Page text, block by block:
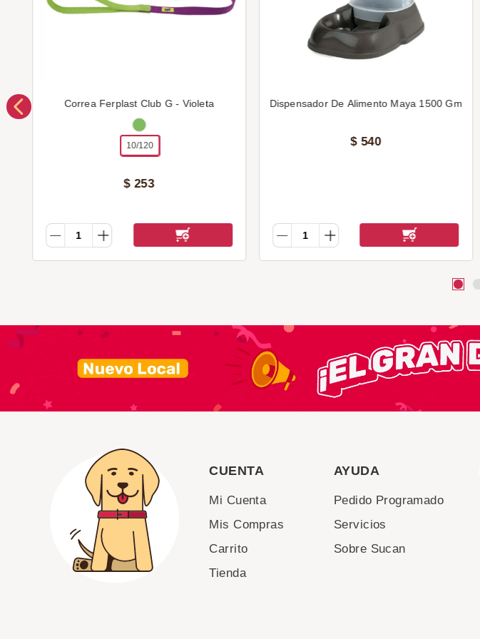
Correa Ferplast Club G - Violeta
10/120
$ 253
Dispensador De Alimento Maya 1500 Gm
$ 540
CUENTA
Mi Cuenta
Mis Compras
Carrito
Tienda
AYUDA
Pedido Programado
Servicios
Sobre Sucan